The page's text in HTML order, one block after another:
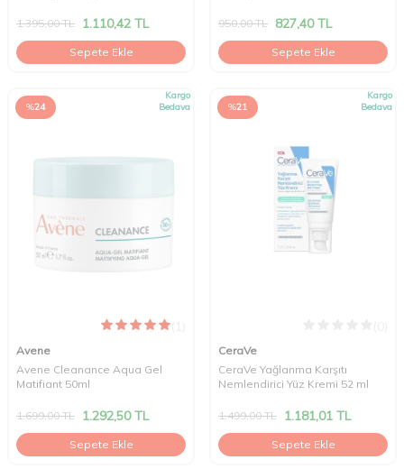
1.395,00TL 1.110,42 TL
Sepete Ekle
950,00TL 827,40TL
Sepete Ekle
%24
Kargo
Bedava
Avene
Avene Cleanance Aqua Gel
Matifiant 50ml
1.699,00TL 1.292,50TL
Sepete Ekle
%21
Kargo
Bedava
CeraVe
CeraVe Yağlanma Karşıtı
Nemlendirici Yüz Kremi 52 ml
1.499,00TL 1.181,01 TL
Sepete Ekle